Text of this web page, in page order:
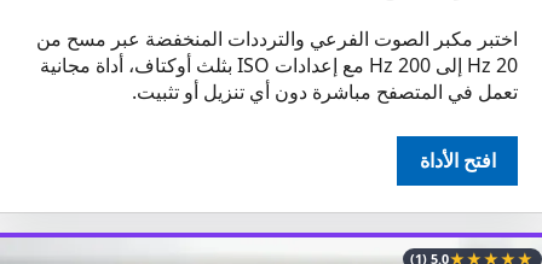
اختبر مكبر الصوت الفرعي والترددات المنخفضة عبر مسح من
20 Hz إلى 200 Hz مع إعدادات ISO بثلث أوكتاف، أداة مجانية
تعمل في المتصفح مباشرة دون أي تنزيل أو تثبيت.
افتح الأداة
★
★
★
★
★
5.0
(1)